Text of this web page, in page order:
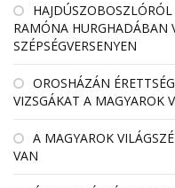
RAMÓNA HURGHADÁBAN
SZÉPSÉGVERSENYEN
OROSHÁZÁN
VIZSGÁKAT A MAGYAROK
A MAGYAROK
VAN